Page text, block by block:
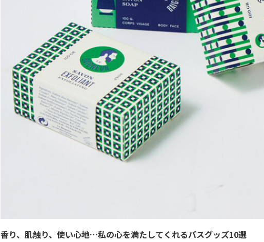
香り、肌触り、使い心地…私の心を満たしてくれるバスグッズ10選